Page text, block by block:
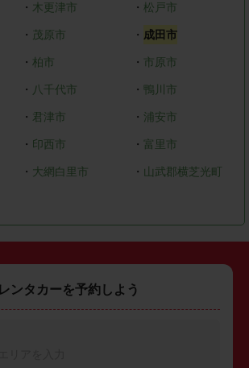
・ 木更津市 ・松戸市
・ 茂原市 ・ 成田市
・ 柏市 ・ 市原市
・ 八千代市 ・ 鴨川市
・ 君津市 ・ 浦安市
・ 印西市 ・ 富里市
・ 大網白里市 ・ 山武郡横芝光町
レンタカーを予約しよう